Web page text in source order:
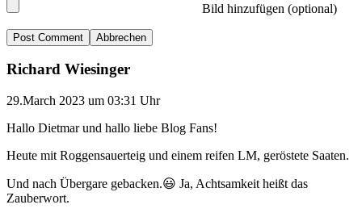
Bild hinzufügen (optional)
Abbrechen
Richard Wiesinger
29.March 2023 um 03:31 Uhr
Hallo Dietmar und hallo liebe Blog Fans!
Heute mit Roggensauerteig und einem reifen LM, geröstete Saaten.
Und nach Übergare gebacken.😃 Ja, Achtsamkeit heißt das
Zauberwort.